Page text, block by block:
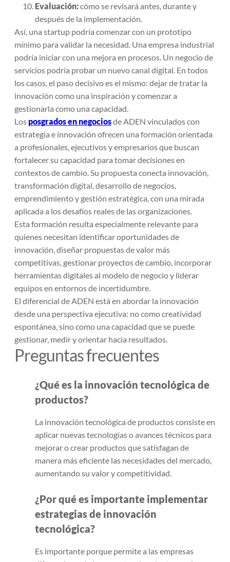
Evaluación:cómo se revisará antes, durante y
después de la implementación.
Así, una startup podría comenzar con un prototipo
mínimo para validar la necesidad. Una empresa industrial
podría iniciar con una mejora en procesos. Un negocio de
servicios podría probar un nuevo canal digital. En todos
los casos, el paso decisivo es el mismo: dejar de tratar la
innovación como una inspiración y comenzar a
gestionarla como una capacidad.
Los posgrados en negociosde ADEN vinculados con
estrategia e innovación ofrecen una formación orientada
a profesionales, ejecutivos y empresarios que buscan
fortalecer su capacidad para tomar decisiones en
contextos de cambio. Su propuesta conecta innovación,
transformación digital, desarrollo de negocios,
emprendimiento y gestión estratégica, con una mirada
aplicada a los desafíos reales de las organizaciones.
Esta formación resulta especialmente relevante para
quienes necesitan identificar oportunidades de
innovación, diseñar propuestas de valor más
competitivas, gestionar proyectos de cambio, incorporar
herramientas digitales al modelo de negocio y liderar
equipos en entornos de incertidumbre.
El diferencial de ADEN está en abordar la innovación
desde una perspectiva ejecutiva: no como creatividad
espontánea, sino como una capacidad que se puede
gestionar, medir y orientar hacia resultados.
Preguntas frecuentes
¿Qué es la innovación tecnológica de
productos?
La innovación tecnológica de productos consiste en
aplicar nuevas tecnologías o avances técnicos para
mejorar o crear productos que satisfagan de
manera más eficiente las necesidades del mercado,
aumentando su valor y competitividad.
¿Por qué es importante implementar
estrategias de innovación
tecnológica?
Es importante porque permite a las empresas